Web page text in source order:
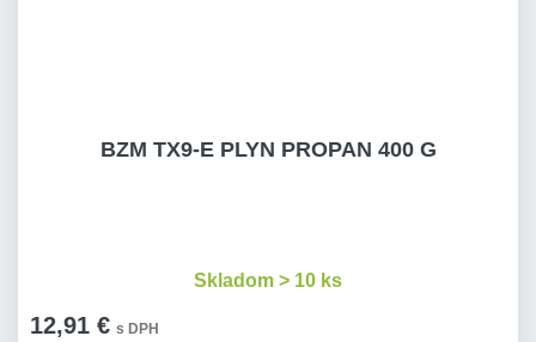
BZM TX9-E PLYN PROPAN 400 G
12,91 € s DPH
Skladom > 10 ks